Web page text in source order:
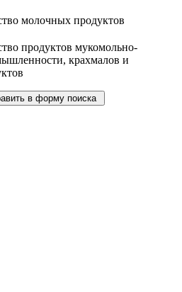
молочных продуктов
продуктов мукомольно-
крахмалов и